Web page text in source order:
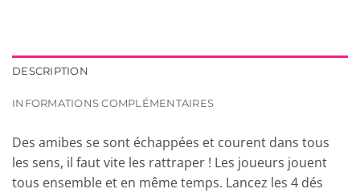
DESCRIPTION
INFORMATIONS COMPLÉMENTAIRES
Des amibes se sont échappées et courent dans tous
les sens, il faut vite les rattraper ! Les joueurs jouent
tous ensemble et en même temps. Lancez les 4 dés